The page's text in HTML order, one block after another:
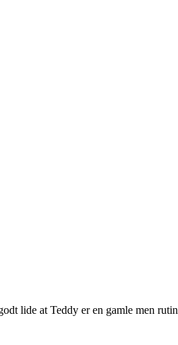
lide at Teddy er en gamle men